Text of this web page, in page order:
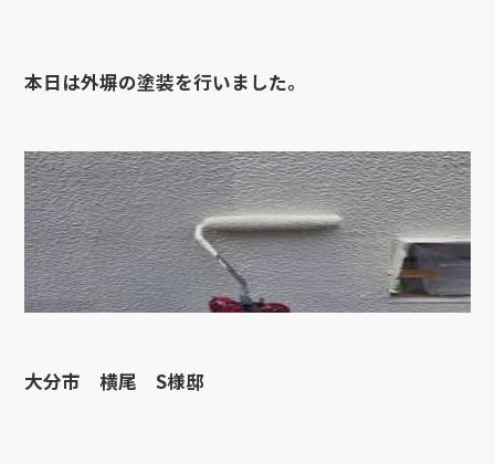
本日は外塀の塗装を行いました。
大分市 横尾 S様邸